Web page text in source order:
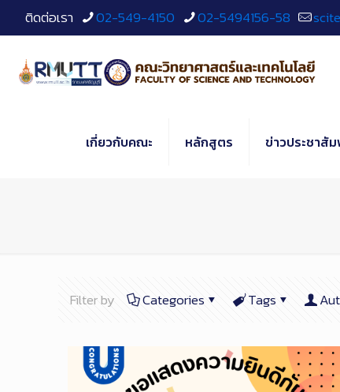
to
Content
ติดต่อเรา 02-549-4150 02-5494156-58
เกี่ยวกับคณะ หลักสูตร ข่าวประชาสั
Filter by Categories Tags